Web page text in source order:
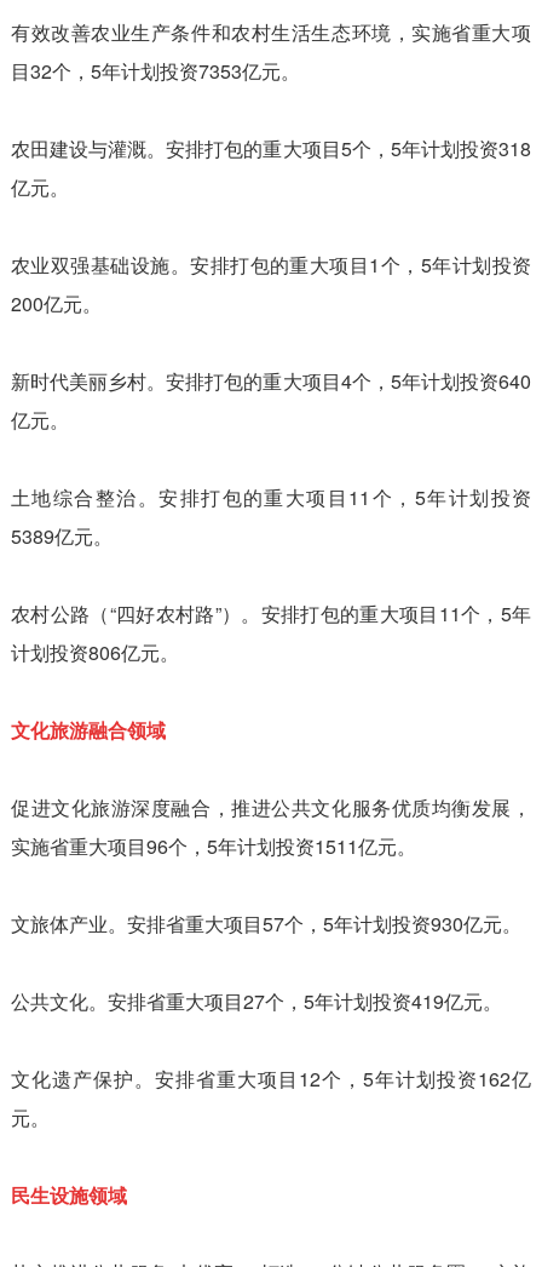
有效改善农业生产条件和农村生活生态环境，实施省重大项
目32个，5年计划投资7353亿元。
农田建设与灌溉。安排打包的重大项目5个，5年计划投资318
亿元。
农业双强基础设施。安排打包的重大项目1个，5年计划投资
200亿元。
新时代美丽乡村。安排打包的重大项目4个，5年计划投资640
亿元。
土地综合整治。安排打包的重大项目11个，5年计划投资
5389亿元。
农村公路（“四好农村路”）。安排打包的重大项目11个，5年
计划投资806亿元。
文化旅游融合领域
促进文化旅游深度融合，推进公共文化服务优质均衡发展，
实施省重大项目96个，5年计划投资1511亿元。
文旅体产业。安排省重大项目57个，5年计划投资930亿元。
公共文化。安排省重大项目27个，5年计划投资419亿元。
文化遗产保护。安排省重大项目12个，5年计划投资162亿
元。
民生设施领域